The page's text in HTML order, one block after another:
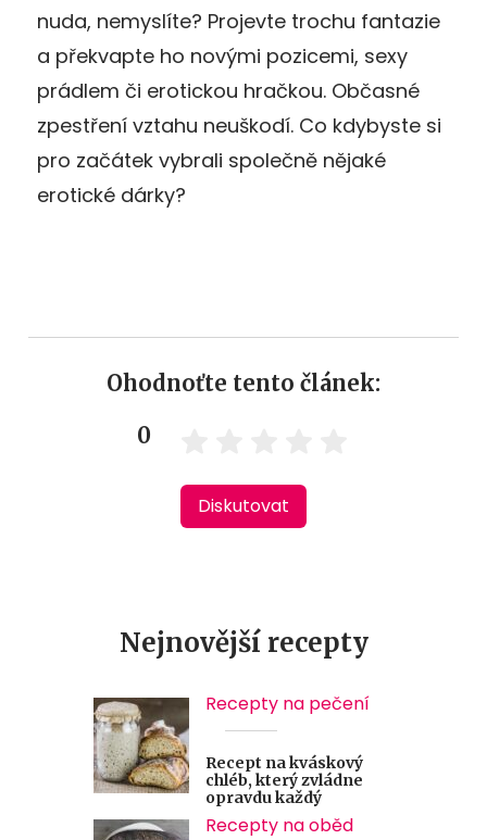
nuda, nemyslíte? Projevte trochu fantazie
a překvapte ho novými pozicemi, sexy
prádlem či erotickou hračkou. Občasné
zpestření vztahu neuškodí. Co kdybyste si
pro začátek vybrali společně nějaké
erotické dárky?
Ohodnoťte tento článek:
0
Diskutovat
Nejnovější recepty
Recepty na pečení
Recept na kváskový
chléb, který zvládne
opravdu každý
Recepty na oběd